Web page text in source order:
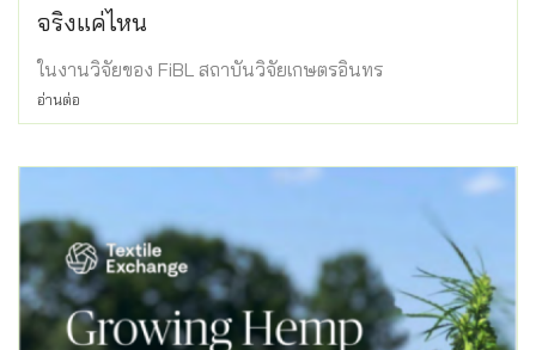
จริงแค่ไหน
ในงานวิจัยของ FiBL สถาบันวิจัยเกษตรอินทร
อ่านต่อ